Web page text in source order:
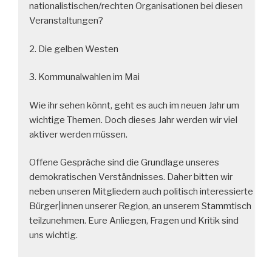
nationalistischen/rechten Organisationen bei diesen
Veranstaltungen?
2. Die gelben Westen
3. Kommunalwahlen im Mai
Wie ihr sehen könnt, geht es auch im neuen Jahr um
wichtige Themen. Doch dieses Jahr werden wir viel
aktiver werden müssen.
Offene Gespräche sind die Grundlage unseres
demokratischen Verständnisses. Daher bitten wir
neben unseren Mitgliedern auch politisch interessierte
Bürger|innen unserer Region, an unserem Stammtisch
teilzunehmen. Eure Anliegen, Fragen und Kritik sind
uns wichtig.